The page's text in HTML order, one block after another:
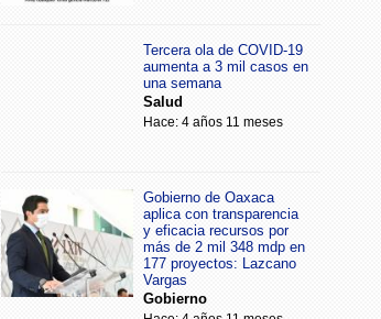
Tercera ola de COVID-19
aumenta a 3 mil casos en
una semana
Salud
Hace: 4 años 11 meses
Gobierno de Oaxaca
aplica con transparencia
y eficacia recursos por
más de 2 mil 348 mdp en
177 proyectos: Lazcano
Vargas
Gobierno